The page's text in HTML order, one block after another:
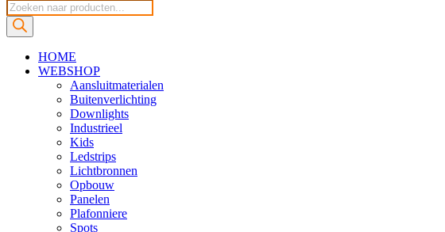
Producten
zoeken
HOME
WEBSHOP
Aansluitmaterialen
Buitenverlichting
Downlights
Industrieel
Kids
Ledstrips
Lichtbronnen
Opbouw
Panelen
Plafonniere
Spots